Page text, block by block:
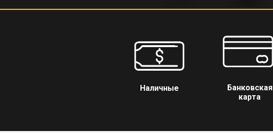
Наличные
Банковская
карта